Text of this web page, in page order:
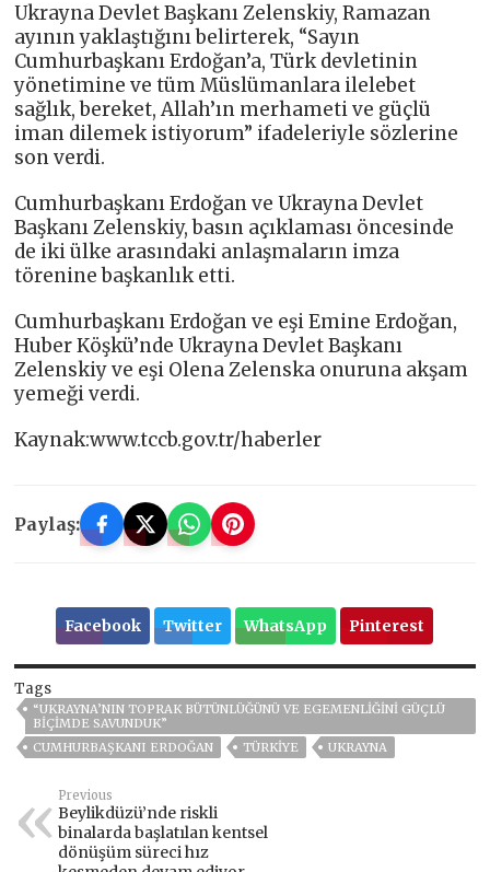
Ukrayna Devlet Başkanı Zelenskiy, Ramazan
ayının yaklaştığını belirterek, “Sayın
Cumhurbaşkanı Erdoğan’a, Türk devletinin
yönetimine ve tüm Müslümanlara ilelebet
sağlık, bereket, Allah’ın merhameti ve güçlü
iman dilemek istiyorum” ifadeleriyle sözlerine
son verdi.
Cumhurbaşkanı Erdoğan ve Ukrayna Devlet
Başkanı Zelenskiy, basın açıklaması öncesinde
de iki ülke arasındaki anlaşmaların imza
törenine başkanlık etti.
Cumhurbaşkanı Erdoğan ve eşi Emine Erdoğan,
Huber Köşkü’nde Ukrayna Devlet Başkanı
Zelenskiy ve eşi Olena Zelenska onuruna akşam
yemeği verdi.
Kaynak:www.tccb.gov.tr/haberler
Paylaş:
Facebook Twitter WhatsApp Pinterest
Tags
“UKRAYNA’NIN TOPRAK BÜTÜNLÜĞÜNÜ VE EGEMENLİĞİNİ GÜÇLÜ
BİÇİMDE SAVUNDUK”
CUMHURBAŞKANI ERDOĞAN
TÜRKİYE UKRAYNA
Previous
Beylikdüzü’nde riskli
binalarda başlatılan kentsel
dönüşüm süreci hız